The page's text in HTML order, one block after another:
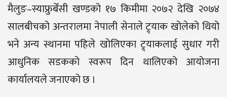
मैलुङ–स्याफ्रुबेँसी खण्डको १७ किमीमा २०७२ देखि २०७४
सालबीचको अन्तरालमा नेपाली सेनाले ट्र्याक खोलेको थियो
भने अन्य स्थानमा पहिले खोलिएका ट्र्याकलाई सुधार गरी
आधुनिक सडकको स्वरूप दिन थालिएको आयोजना
कार्यालयले जनाएको छ ।